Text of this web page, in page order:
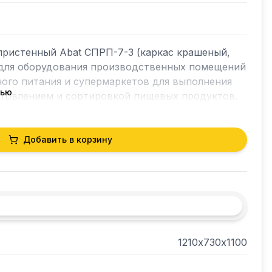
Abat СПРП-7-3 (каркас крашеный,
оборудования производственных помещений
питания и супермаркетов для выполнения
и сортировкой пищевых продуктов.
ножками.
Добавить в корзину
1210х730х1100